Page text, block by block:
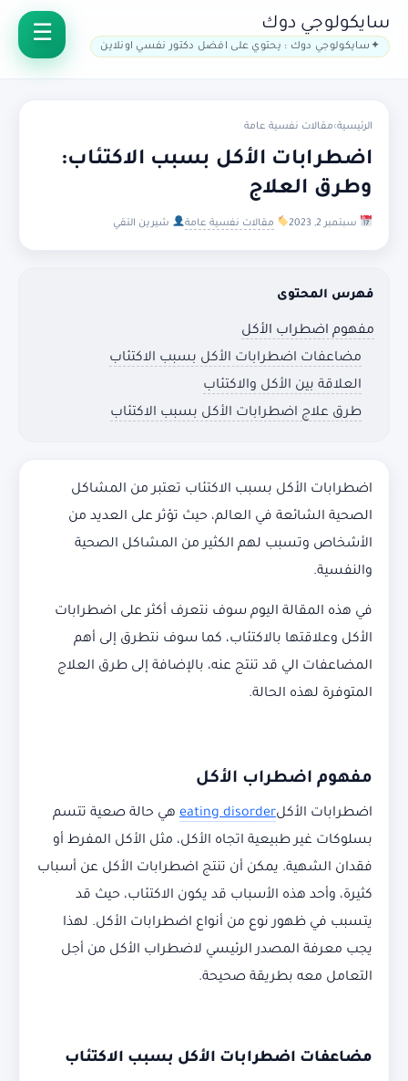
سايكولوجي دوك
سايكولوجي دوك : يحتوي على افضل دكتور نفسي اونلاين
الرئيسية›مقالات نفسية عامة
اضطرابات الأكل بسبب الاكتئاب:
وطرق العلاج
سبتمبر 2, 2023 مقالات نفسية عامة شيرين التقي
فهرس المحتوى
مفهوم اضطراب الأكل
مضاعفات اضطرابات الأكل بسبب الاكتئاب
العلاقة بين الأكل والاكتئاب
طرق علاج اضطرابات الأكل بسبب الاكتئاب
اضطرابات الأكل بسبب الاكتئاب تعتبر من المشاكل
الصحية الشائعة في العالم، حيث تؤثر على العديد من
الأشخاص وتسبب لهم الكثير من المشاكل الصحية
والنفسية.
في هذه المقالة اليوم سوف نتعرف أكثر على اضطرابات
الأكل وعلاقتها بالاكتئاب، كما سوف نتطرق إلى أهم
المضاعفات الي قد تنتج عنه، بالإضافة إلى طرق العلاج
المتوفرة لهذه الحالة.
مفهوم اضطراب الأكل
اضطرابات الأكلeating disorder هي حالة صعية تتسم
بسلوكات غير طبيعية اتجاه الأكل، مثل الأكل المفرط أو
فقدان الشهية. يمكن أن تنتج اضطرابات الأكل عن أسباب
كثيرة، وأحد هذه الأسباب قد يكون الاكتئاب، حيث قد
يتسبب في ظهور نوع من أنواع اضطرابات الأكل. لهذا
يجب معرفة المصدر الرئيسي لاضطراب الأكل من أجل
التعامل معه بطريقة صحيحة.
مضاعفات اضطرابات الأكل بسبب الاكتئاب